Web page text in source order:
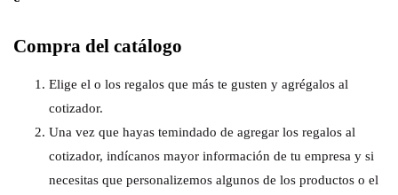
Compra del catálogo
Elige el o los regalos que más te gusten y agrégalos al
cotizador.
Una vez que hayas temindado de agregar los regalos al
cotizador, indícanos mayor información de tu empresa y si
necesitas que personalizemos algunos de los productos o el